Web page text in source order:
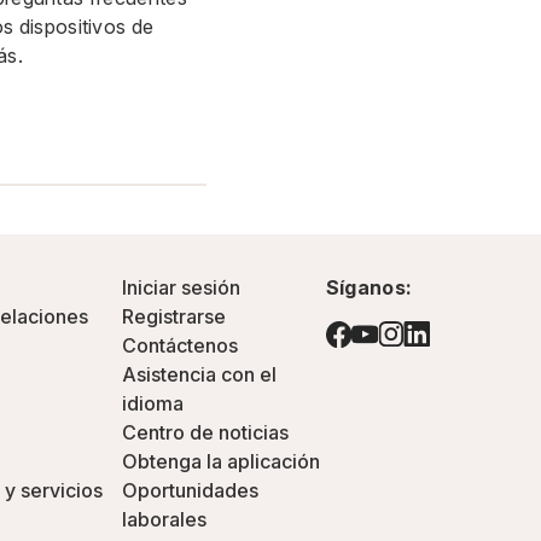
dispositivos de
y servicios
Iniciar sesión
Registrarse
Contáctenos
Asistencia con el
idioma
Centro de noticias
Obtenga la aplicación
Oportunidades
laborales
Síganos: